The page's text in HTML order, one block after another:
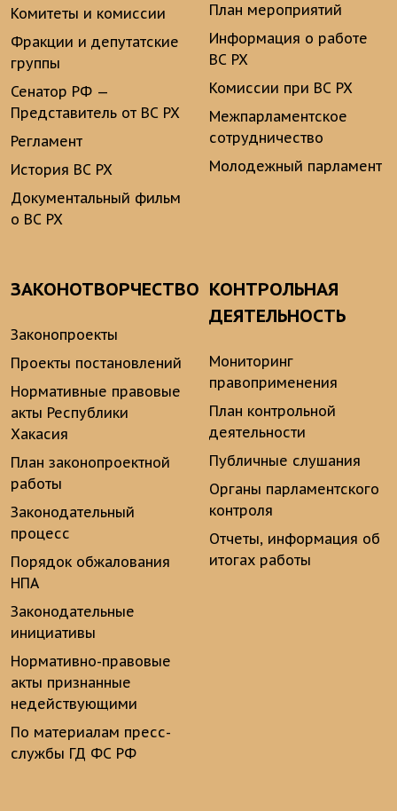
Комитеты и комиссии
Фракции и депутатские
группы
Сенатор РФ —
Представитель от ВС РХ
Регламент
История ВС РХ
Документальный фильм
о ВС РХ
План мероприятий
Информация о работе
ВС РХ
Комиссии при ВС РХ
Межпарламентское
сотрудничество
Молодежный парламент
ЗАКОНОТВОРЧЕСТВО
Законопроекты
Проекты постановлений
Нормативные правовые
акты Республики
Хакасия
План законопроектной
работы
Законодательный
процесс
Порядок обжалования
НПА
Законодательные
инициативы
Нормативно-правовые
акты признанные
недействующими
По материалам пресс-
службы ГД ФС РФ
КОНТРОЛЬНАЯ
ДЕЯТЕЛЬНОСТЬ
Мониторинг
правоприменения
План контрольной
деятельности
Публичные слушания
Органы парламентского
контроля
Отчеты, информация об
итогах работы